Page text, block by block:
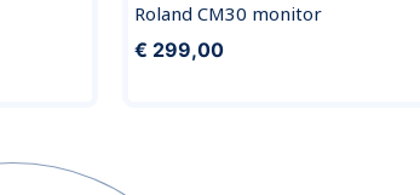
Roland CM30 monitor
€ 299,00